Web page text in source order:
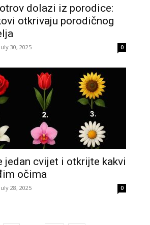
dolazi iz porodice:
otkrivaju porodičnog
July 30, 2025 0
jedan cvijet i otkrijte kakvi
očima
July 28, 2025 0